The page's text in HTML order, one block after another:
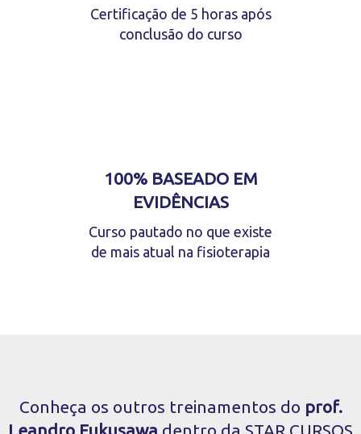
Certificação de 5 horas após
conclusão do curso
100% BASEADO EM
EVIDÊNCIAS
Curso pautado no que existe
de mais atual na fisioterapia
Conheça os outros treinamentos do prof.